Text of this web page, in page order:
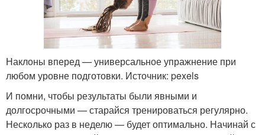
Наклоны вперед — универсальное упражнение при
любом уровне подготовки. Источник: pexels
И помни, чтобы результаты были явными и
долгосрочными — старайся тренироваться регулярно.
Несколько раз в неделю — будет оптимально. Начинай с